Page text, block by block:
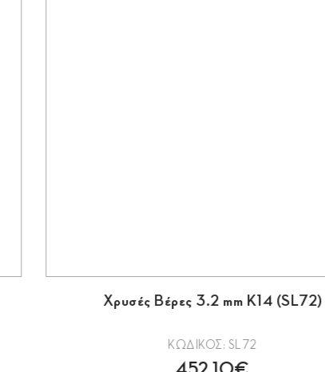
Χρυσές Βέρες 3.2 mm Κ14 (SL72)
ΚΩΔΙΚΟΣ: SL72